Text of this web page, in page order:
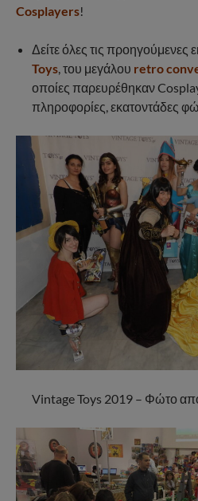
Cosplayers!
Δείτε όλες τις προηγούμενες
Toys, του μεγάλου retro
οποίες παρευρέθηκαν
πληροφορίες, εκατοντάδες
Vintage Toys 2019 – Φώτο